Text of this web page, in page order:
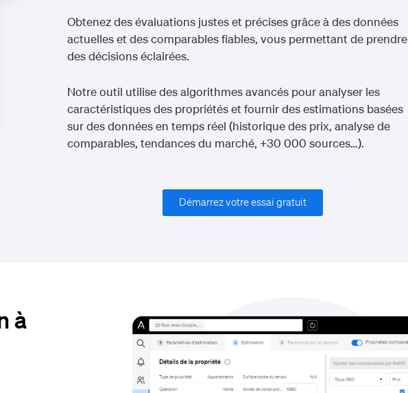
Obtenez des évaluations justes et précises grâce à des données
actuelles et des comparables fiables, vous permettant de prendre
des décisions éclairées.
Notre outil utilise des algorithmes avancés pour analyser les
caractéristiques des propriétés et fournir des estimations basées
sur des données en temps réel (historique des prix, analyse de
comparables, tendances du marché, +30 000 sources…).
Démarrez votre essai gratuit
à